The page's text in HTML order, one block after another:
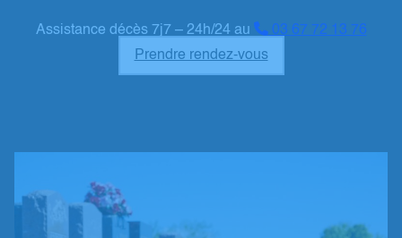
Assistance décès 7j7 – 24h/24 au
03 67 72 13 76
Prendre rendez-vous